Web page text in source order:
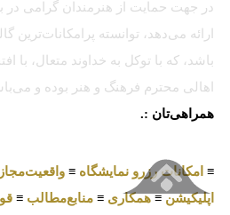
در جهت حمایت از هنرمندان گرامی در
ارائه می‌دهد، توانسته پرامکانات‌ترین
باشد، که با توکل به خداوند متعال، با
اهالی محترم فرهنگ و هنر بوده و
همراهی‌تان :.
≡ امکانات رزرو نمایشگاه ≡
اپلیکیشن≡همکاری ≡ منابع‌مطالب ≡